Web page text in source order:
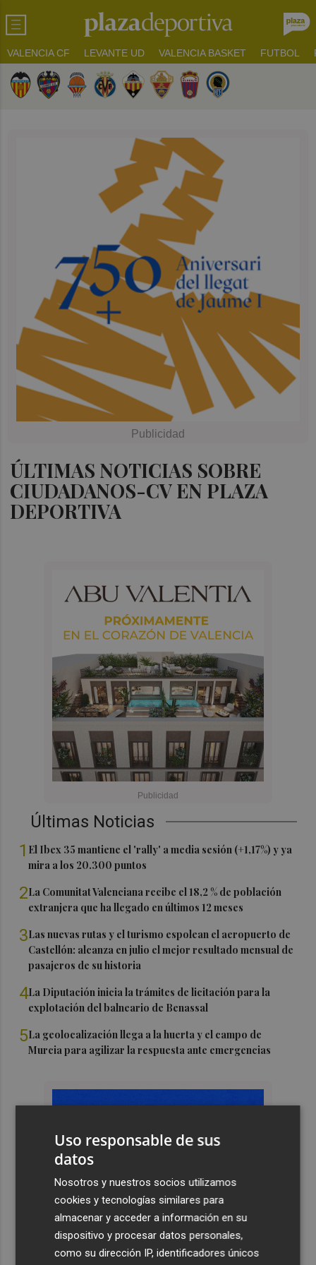
VALENCIA CF LEVANTE UD VALENCIA BASKET FUTBOL
ÚLTIMAS NOTICIAS SOBRE
CIUDADANOS-CV EN PLAZA
DEPORTIVA
Últimas Noticias
1 El Ibex 35 mantiene el 'rally' a media sesión (+1,17%) y ya
mira a los 20.300 puntos
2La Comunitat Valenciana recibe el 18,2 % de población
extranjera que ha llegado en últimos 12 meses
3Las nuevas rutas y el turismo espolean el aeropuerto de
Castellón: alcanza en julio el mejor resultado mensual de
pasajeros de su historia
4La Diputación inicia la trámites de licitación para la
explotación del balneario de Benassal
5La geolocalización llega a la huerta y el campo de
Murcia para agilizar la respuesta ante emergencias
Uso responsable de sus
datos
Nosotros y nuestros socios utilizamos
cookies y tecnologías similares para
almacenar y acceder a información en su
dispositivo y procesar datos personales,
como su dirección IP, identificadores únicos